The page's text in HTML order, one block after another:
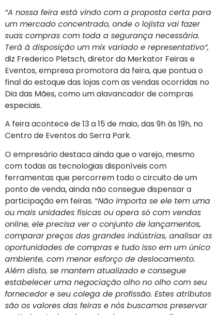
“A nossa feira está vindo com a proposta certa para
um mercado concentrado, onde o lojista vai fazer
suas compras com toda a segurança necessária.
Terá à disposição um mix variado e representativo”,
diz Frederico Pletsch, diretor da Merkator Feiras e
Eventos, empresa promotora da feira, que pontua o
final do estoque das lojas com as vendas ocorridas no
Dia das Mães, como um alavancador de compras
especiais.
A feira acontece de 13 a 15 de maio, das 9h às 19h, no
Centro de Eventos do Serra Park.
O empresário destaca ainda que o varejo, mesmo
com todas as tecnologias disponíveis com
ferramentas que percorrem todo o circuito de um
ponto de venda, ainda não consegue dispensar a
participação em feiras. “Não importa se ele tem uma
ou mais unidades físicas ou opera só com vendas
online, ele precisa ver o conjunto de lançamentos,
comparar preços das grandes indústrias, analisar as
oportunidades de compras e tudo isso em um único
ambiente, com menor esforço de deslocamento.
Além disto, se mantem atualizado e consegue
estabelecer uma negociação olho no olho com seu
fornecedor e seu colega de profissão. Estes atributos
são os valores das feiras e nós buscamos preservar